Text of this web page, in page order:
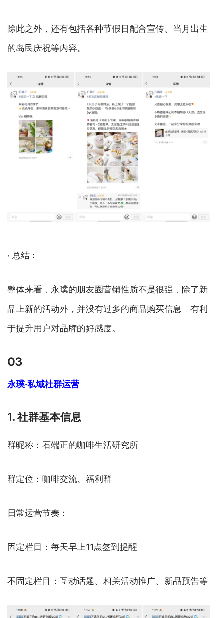
除此之外，还有包括各种节假日配合宣传、当月出生
的岛民庆祝等内容。
· 总结：
整体来看，永璞的朋友圈营销性质不是很强，除了新
品上新的活动外，并没有过多的商品购买信息，有利
于提升用户对品牌的好感度。
03
永璞·私域社群运营
1. 社群基本信息
群昵称：石端正的咖啡生活研究所
群定位：咖啡交流、福利群
日常运营节奏：
固定栏目：每天早上11点签到提醒
不固定栏目：互动话题、相关活动推广、新品预告等